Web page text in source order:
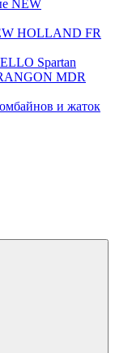
NEW
HOLLAND FR
Spartan
MDR
и жаток